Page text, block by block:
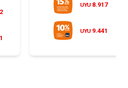
UYU 8.917
UYU 9.441